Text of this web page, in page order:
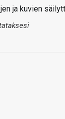
ja kuvien